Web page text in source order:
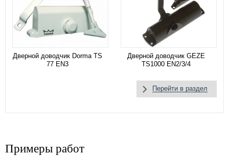
Дверной доводчик Dorma TS
77 EN3
Дверной доводчик GEZE
TS1000 EN2/3/4
Перейти в раздел
Примеры работ